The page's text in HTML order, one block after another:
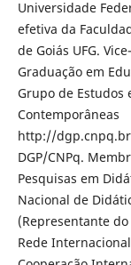
Universidade
efetiva da
de Goiás UFG.
Graduação em
Grupo de Estudos
Contemporâneas
http://
DGP/CNPq.
Pesquisas em
Nacional de
(Representante
Rede